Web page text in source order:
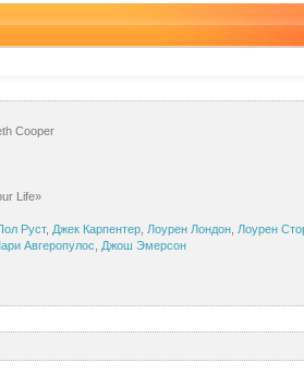
Cooper
Life»
Руст, Джек Карпентер, Лоурен Лондон, Лоурен
Авгеропулос
Джош Эмерсон